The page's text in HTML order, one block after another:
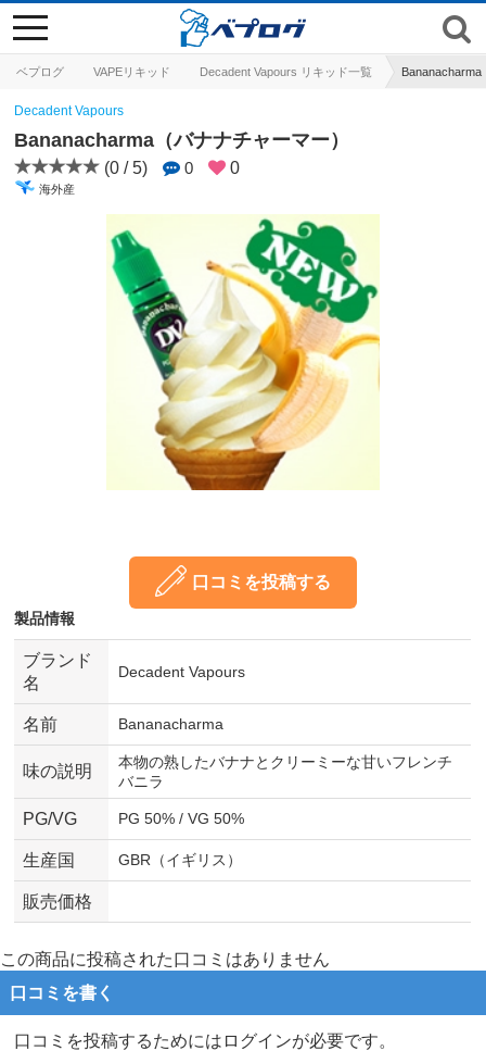
ベプログ VAPEリキッド Decadent Vapours リキッド一覧
toggle
navigation
Decadent Vapours
Bananacharma（バナナチャーマー）
(0 / 5) 0 0
海外産
口コミを投稿する
製品情報
ブランド
名
Decadent Vapours
名前 Bananacharma
味の説明
本物の熟したバナナとクリーミーな甘いフレンチ
バニラ
PG/VG PG 50% / VG 50%
生産国 GBR（イギリス）
販売価格
この商品に投稿された口コミはありません
口コミを書く
口コミを投稿するためにはログインが必要です。